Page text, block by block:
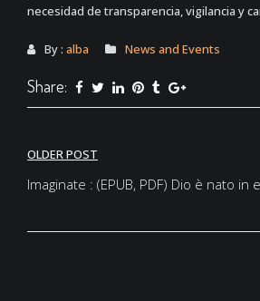
necesidad de transparencia, vigilancia y
By : alba News and Events
Share:
Post
navigation
OLDER POST
Imaginate : (EPUB, PDF) Dio è nato in